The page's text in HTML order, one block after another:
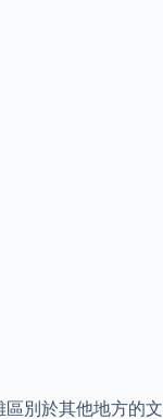
別於其他地方的文